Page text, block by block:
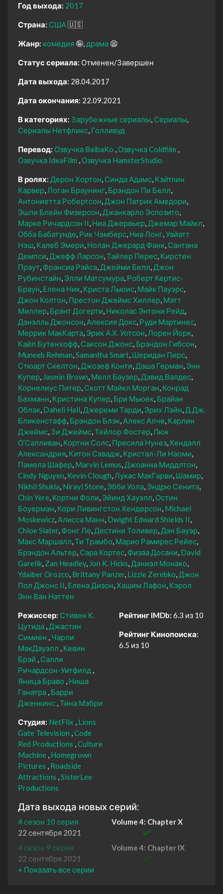
Год выхода: 2017
Страна: США 🇺🇸
Жанр: комедия 🤪 драма 😫
Статус сериала: Отменен/Завершен
Дата выхода: 28.04.2017
Дата окончания: 22.09.2021
В категориях: Зарубежные сериалы Сериалы
Сериалы Нетфликс Голливуд
Перевод: Озвучка BaibaKo
Озвучка Coldfilm
Озвучка IdeaFilm
Озвучка HamsterStudio
В ролях: Дерон Хортон Синда Адамс Кэйтлин
Карвер Логан Браунинг Брэндон Пи Белл
Антониетта Робертсон Джон Патрик Амедори
Эшли Блейн Физерсон Джанкарло Эспозито
Марке Ричардсон II Ниа Джервьер Джемар Майкл
Обба Бабатунде Рик Чэмберс Ниа Лонг Уайатт
Нэш Калеб Эмери Нолан Джерард Фанк Сантана
Демпси Джефф Ларсон Тайлер Перес Кирстен
Праут Франсиа Рэйса Джейми Белл Джон
Рубинстайн Элли Матсумура Роберт Кертис-
Браун Елена Ник Криста Льюис Майк Пауэрс
Джон Колтон Престон Джеймс Хиллер Мэтт
Миллер Брэнт Догерти Николас Энтони Рейд
Дэнэлль Джонсон Алексия Докс Руди Мартинес
Меррик МакКарта Эрик А.Х. Уотсон Лорен Йорк
Кайл Бутенхофф Саксон Джонс Брэндон Гибсон
Muneeb Rehman Samantha Smart Шеридан Пирс
Стюарт Скелтон Джозеф Конти Даша Герман Энн
Купер Jasmin Brown Мелл Баузер Дэвид Валдес
Корнелиус Питер Скотт Майкл Морган Конрад
Бахманн Кристина Купер Бри Мьюек Брайан
Облак Daheli Hall Джереми Тарди Эрих Лэйн Д.Дж.
Бликенстафф Брэндон Блэк Алекс Алче Карлин
Джеймс Зи Джеймс Тейлор Фостер Люк
О’Салливан Кортни Солс Пресила Нунез Кендалл
Александрия Китон Сэвадж Кристал-Ли Наоми
Памела Шафер Marvin Lemus Джоанна Миддлтон
Cindy Nguyen Kevin Clough Лукас МакГарви Шамир
Nikhil Shukla Nirayl Stone Эбби Уола Эндрю Сенита
Chin Yere Кортни Фоли Эйинд Хауэлл Остин
Боуерман Кори Ливингстон Хендерсон Michael
Moskewicz Алисса Манн Dwight Edward Shields II
Chloe Slater Фонг Ле Дестини Толивер Дэн Бауэр
Макс Маршалл Ти Трамбо Марио Рамирес Рейес
Брэндон Альтер Сара Кортес Физаа Досани David
Garelik Zan Headley Jon K. Hicks Дэниэл Монако
Ydaiber Orozco Brittany Panzer Lizzie Zerebko Джон
Пол Джонс II Елена Дизон Хашим Лафон Кэрол
Энн Ван Наттен
Режиссер: Стивен К.
Цутида
Джастин
Симиен
Чарли
МакДауэлл
Кевин
Брэй
Салли
Ричардсон-Уитфилд
Яница Браво
Ниша
Ганатра Барри
Дженкинс Тина Мэбри
Студия: NetFlix
Lions
Gate Television Code
Red Productions Culture
Machine Homegrown
Pictures
Roadside
Attractions SisterLee
Productions
Рейтинг IMDb: 6.3 из 10
Рейтинг Кинопоиска:
6.5 из 10
Дата выхода новых серий:
4 сезон 10 серия
Volume 4: Chapter X
22 сентября 2021
4 сезон 9 серия
Volume 4: Chapter IX
22 сентября 2021
4 сезон 8 серия